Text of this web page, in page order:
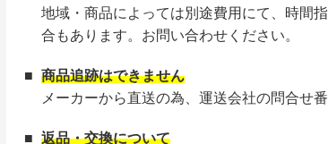
地域・商品によっては別途費用にて、時間
合もあります。お問い合わせください。
■ 商品追跡はできません
メーカーから直送の為、運送会社の問合せ
■ 返品・交換について